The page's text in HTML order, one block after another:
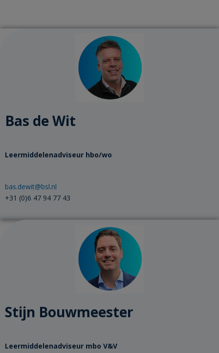
Bas de Wit
Leermiddelenadviseur​ hbo/wo
bas.dewit@bsl.nl
+31 (0)6 47 94 77 43
Stijn Bouwmeester
Leermiddelenadviseur​ mbo V&V